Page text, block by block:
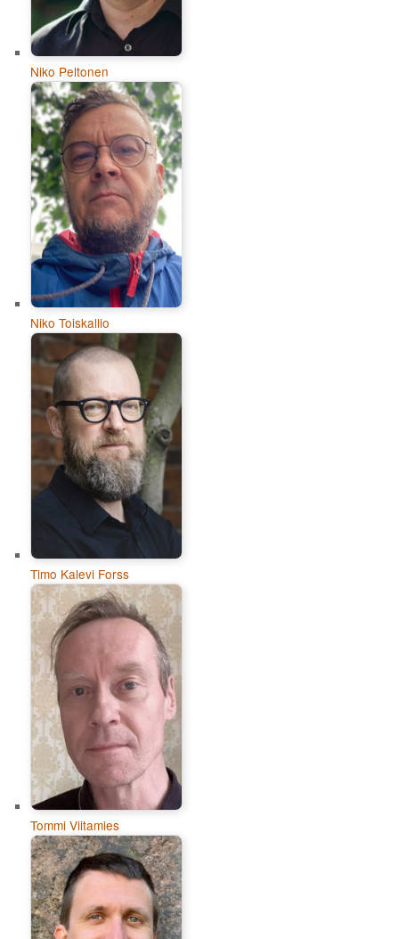
Niko Peltonen
Niko Toiskallio
Timo Kalevi Forss
Tommi Viitamies